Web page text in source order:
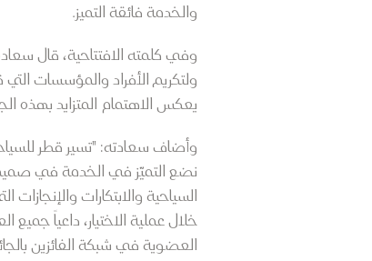
والخدمة فائقة التميز.
وفي كلمته الافتتاحية، قال
يعكس الاهتمام المتزايد بهذه
وأضاف سعادته: "تسير قطر
نضع التميّز في الخدمة في
السياحية والابتكارات
خلال عملية الاختيار، داعياً
العضوية في شبكة الفائزين